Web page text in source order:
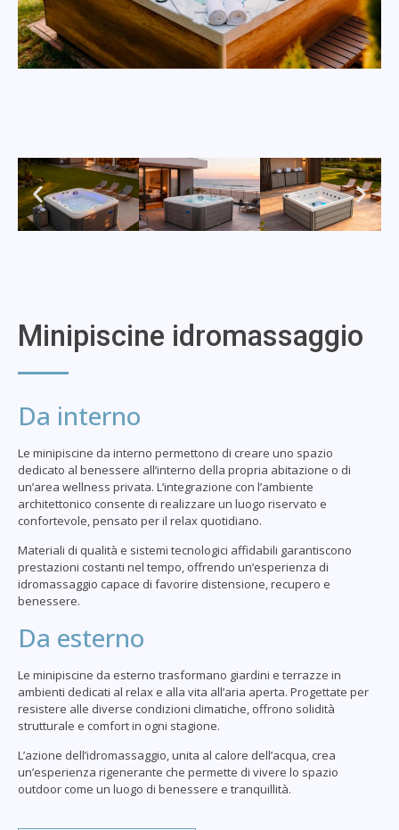
Minipiscine idromassaggio
Da interno
Le minipiscine da interno permettono di creare uno spazio
dedicato al benessere all’interno della propria abitazione o di
un’area wellness privata. L’integrazione con l’ambiente
architettonico consente di realizzare un luogo riservato e
confortevole, pensato per il relax quotidiano.
Materiali di qualità e sistemi tecnologici affidabili garantiscono
prestazioni costanti nel tempo, offrendo un’esperienza di
idromassaggio capace di favorire distensione, recupero e
benessere.
Da esterno
Le minipiscine da esterno trasformano giardini e terrazze in
ambienti dedicati al relax e alla vita all’aria aperta. Progettate per
resistere alle diverse condizioni climatiche, offrono solidità
strutturale e comfort in ogni stagione.
L’azione dell’idromassaggio, unita al calore dell’acqua, crea
un’esperienza rigenerante che permette di vivere lo spazio
outdoor come un luogo di benessere e tranquillità.